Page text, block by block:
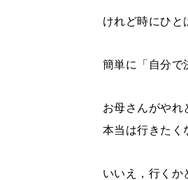
けれど時にひと
簡単に「自分で
お母さんがやれ
本当は行きたく
いいえ，行くか